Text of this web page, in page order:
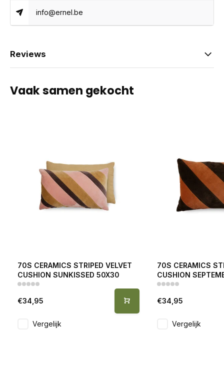
info@ernel.be
Reviews
Vaak samen gekocht
70S CERAMICS STRIPED VELVET
CUSHION SUNKISSED 50X30
€34,95
Vergelijk
70S CERAMICS
CUSHION
€34,95
Vergelijk